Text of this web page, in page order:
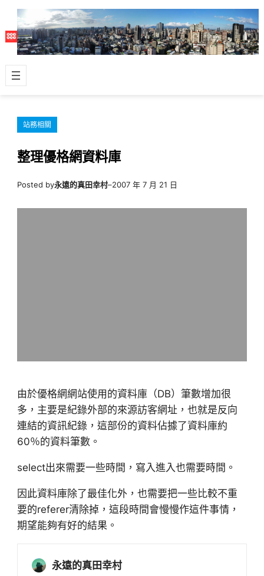
主
容
站務相關
整理優格網資料庫
Posted by永遠的真田幸村–2007 年 7 月 21 日
由於優格網網站使用的資料庫（DB）筆數增加很
多，主要是紀錄外部的來源訪客網址，也就是反向
連結的資訊紀錄，這部份的資料佔據了資料庫約
60％的資料筆數。
select出來需要一些時間，寫入進入也需要時間。
因此資料庫除了最佳化外，也需要把一些比較不重
要的referer清除掉，這段時間會慢慢作這件事情，
期望能夠有好的結果。
永遠的真田幸村